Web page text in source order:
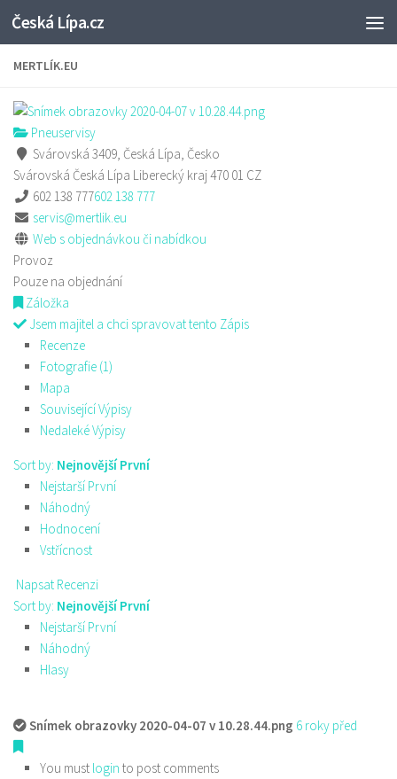
Skip to content
Česká Lípa.cz
MERTLÍK.EU
Pneuservisy
Svárovská 3409, Česká Lípa, Česko
Svárovská Česká Lípa Liberecký kraj470 01 CZ
602 138 777602 138 777
servis@mertlik.eu
Web s objednávkou či nabídkou
Provoz
Pouze na objednání
Záložka
Jsem majitel a chci spravovat tento Zápis
Recenze
Fotografie (1)
Mapa
Související Výpisy
Nedaleké Výpisy
Sort by: Nejnovější První
Nejstarší První
Náhodný
Hodnocení
Vstřícnost
Napsat Recenzi
Sort by: Nejnovější První
Nejstarší První
Náhodný
Hlasy
Snímek obrazovky 2020-04-07 v 10.28.44.png 6 roky před
You must login to post comments